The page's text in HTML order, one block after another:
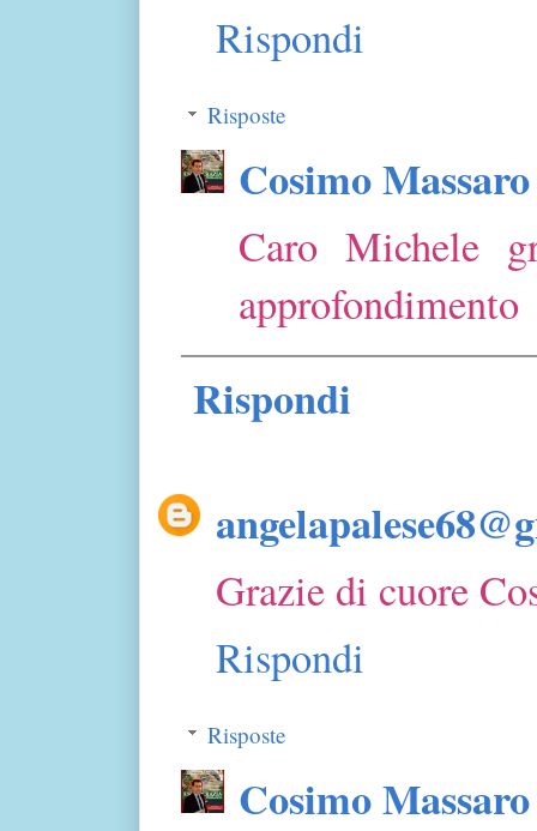
Rispondi
Risposte
Cosimo Massaro
Caro Michele
approfondimento
Rispondi
Grazie di cuore
Rispondi
Risposte
Cosimo Massaro